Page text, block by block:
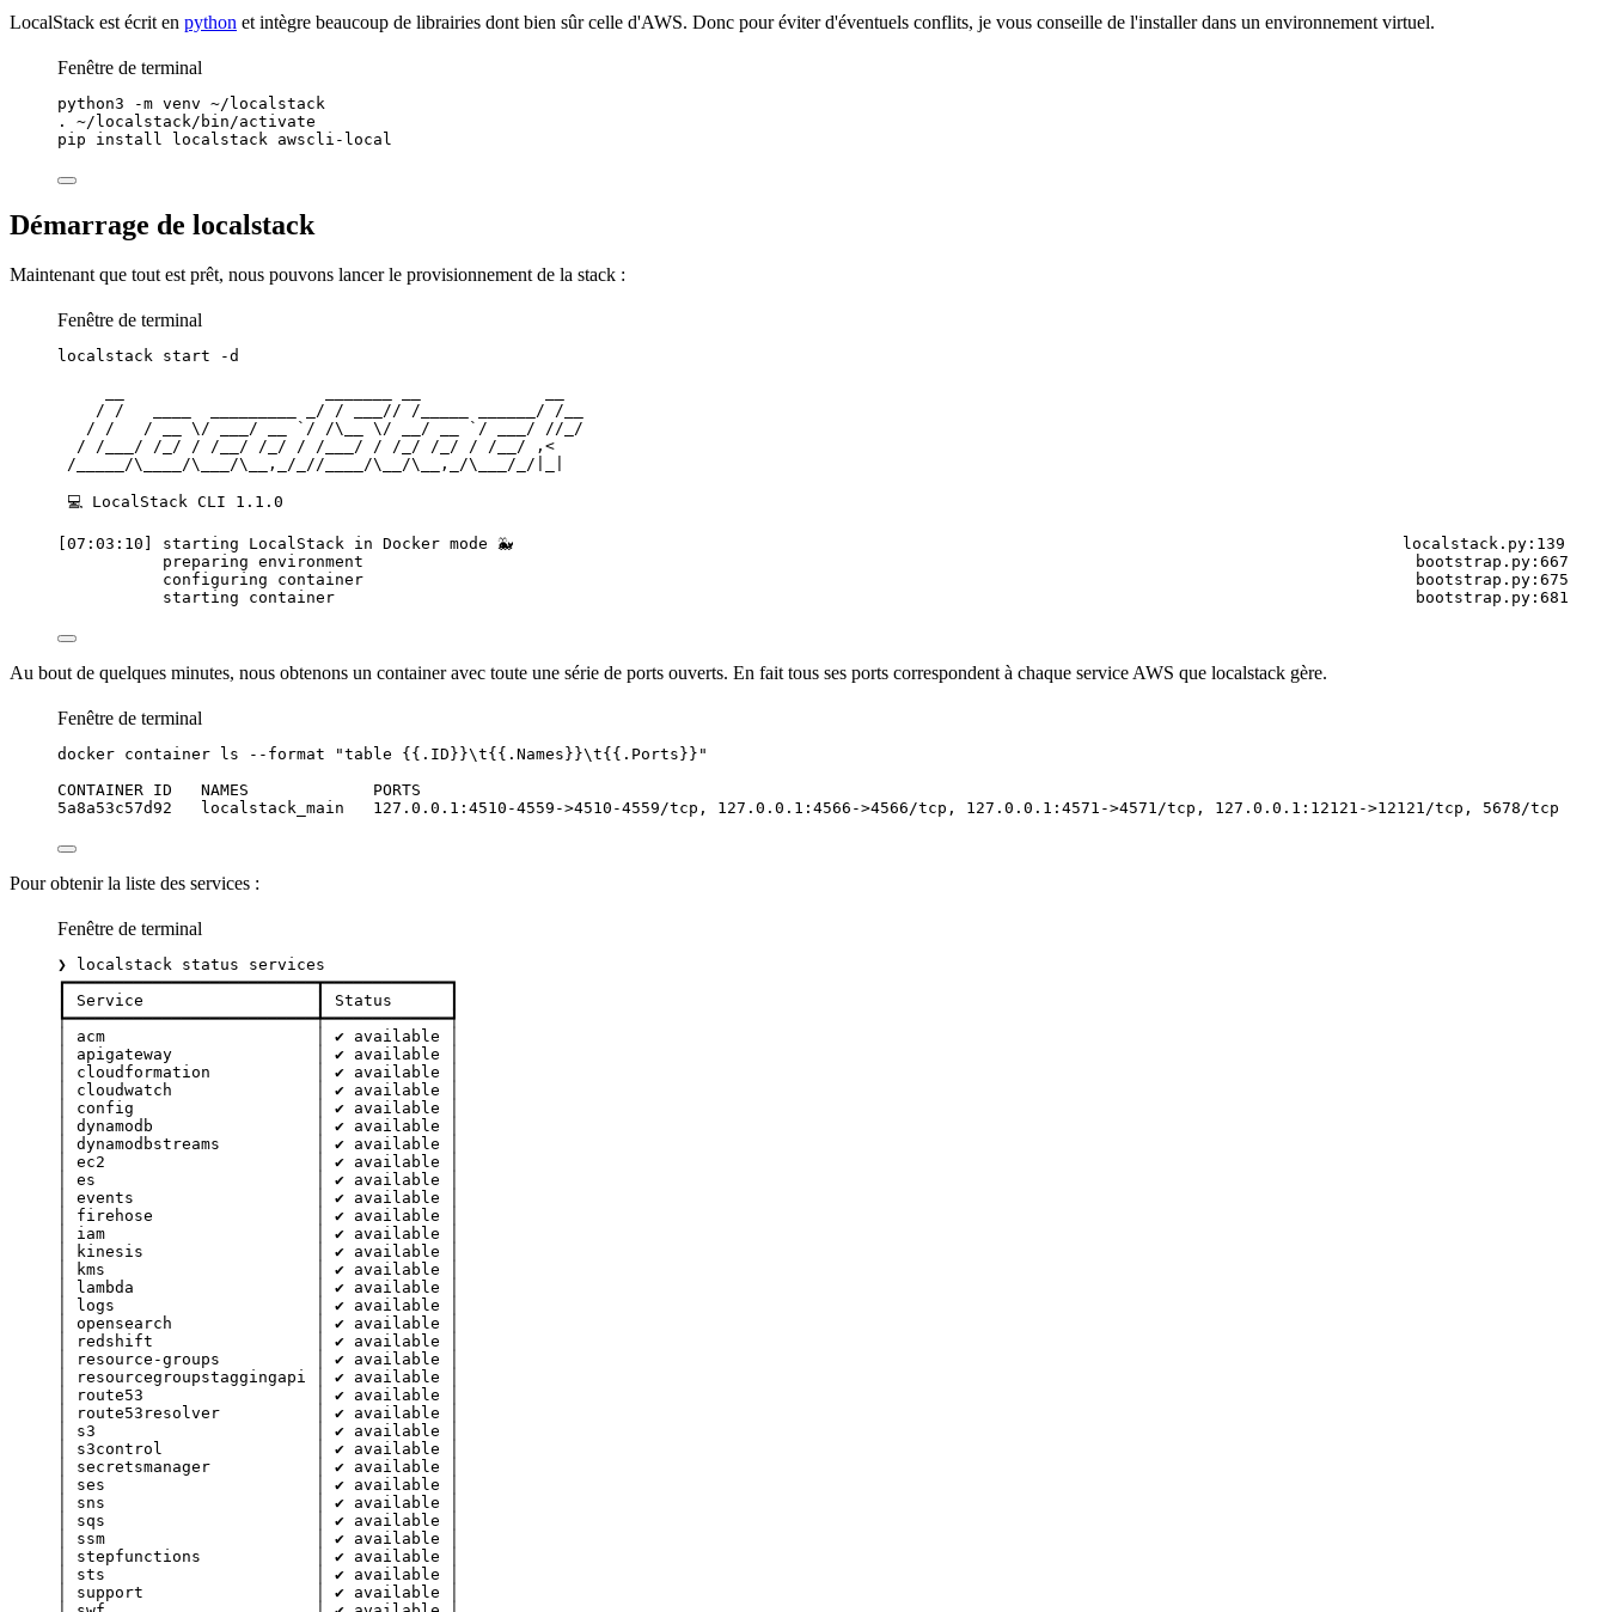
LocalStack est écrit en python et intègre beaucoup de librairies dont bien sûr celle d'AWS. Donc pour éviter d'éventuels conflits, je vous conseille de l'installer dans un environnement virtuel.
Fenêtre de terminal
python3 -m venv ~/localstack
.
~/localstack/bin/activate
pip
install localstack awscli-local
Démarrage de localstack
Maintenant que tout est prêt, nous pouvons lancer le provisionnementde la stack :
Fenêtre de terminal
localstack start
-d
/
/ _/ / ___// /_____ ______/
/__
/
/ / \/ ___/ ` / /\_ \/ __/ __ ` / ___/
//_/
/
/___/ /_/ / /__/ /_/ / /___/ / /_/ /_/ / /__/ , <
/_____/\____/\___/\__,_/_//____/\__/\__,_/\___/_/
💻 LocalStack CLI 1.1.0
[07:03:10] starting LocalStack in Docker mode 🐳                                                                                             localstack.py:139
preparing environment
bootstrap.py:667
configuring
container
bootstrap.py:675
starting
container bootstrap.py:681
Au bout de quelques minutes, nous obtenons un container avec toute une série de ports ouverts. En fait tous ses ports correspondent à chaque serviceAWS que localstack gère.
Fenêtre de terminal
docker container ls --format "table {{.ID}}\t{{.Names}}\t{{.Ports}} "
CONTAINER ID NAMES
PORTS
5a8a53c57d92
localstack_main 127.0.0.1:4510-4559 ->4510-4559/tcp, 127.0.0.1:4566 ->4566/tcp, 127.0.0.1:4571 ->4571/tcp, 127.0.0.1:12121 ->12121/tcp, 5678/tcp
Pour obtenir la liste des services :
Fenêtre de terminal
❯ localstack status
services
┏━━━━━━━━━━━━━━━━━━━━━━━━━━┳━━━━━━━━━━━━━┓
Service Status
┡━━━━━━━━━━━━━━━━━━━━━━━━━━╇━━━━━━━━━━━━━┩
acm ✔ available
apigateway ✔ available
cloudformation ✔ available
cloudwatch ✔ available
config ✔ available
dynamodb ✔ available
dynamodbstreams ✔ available
ec2 ✔ available
es ✔ available
events ✔ available
firehose ✔ available
iam ✔ available
kinesis ✔ available
kms ✔ available
lambda ✔ available
logs ✔ available
opensearch ✔ available
redshift ✔ available
resource-groups ✔ available
resourcegroupstaggingapi ✔ available
route53 ✔ available
route53resolver ✔ available
s3 ✔ available
s3control ✔ available
secretsmanager ✔ available
ses ✔ available
sns ✔ available
sqs ✔ available
ssm ✔ available
stepfunctions ✔ available
sts ✔ available
support ✔ available